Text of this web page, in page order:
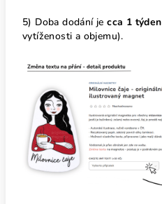
5) Doba dodání je cca 1 týden
vytíženosti a objemu).